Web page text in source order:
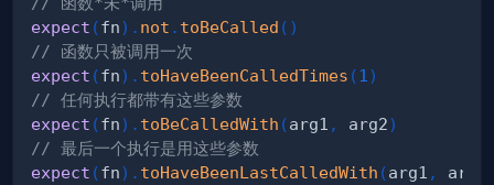
expect (fn) . not . toBeCalled ( )
// 函数只被调用一次
expect (fn) . toHaveBeenCalledTimes (1 )
// 任何执行都带有这些参数
expect (fn) . toBeCalledWith (arg1 , arg2)
// 最后一个执行是用这些参数
expect (fn) . toHaveBeenLastCalledWith (arg1 , arg2